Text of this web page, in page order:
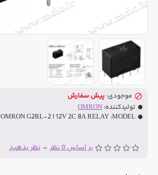
بر اساس 0 نظر - نظر بدهید
موجودی: پیش سفارش
تولیدکننده: OMRON
MODEL:
OMRON G2RL-2 | 12V 2C 8A RELAY